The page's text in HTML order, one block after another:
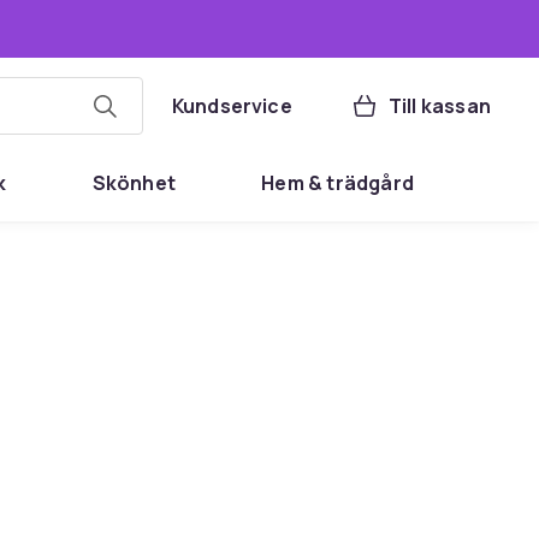
Kundservice Till kassan
Skönhet Hem & trädgård